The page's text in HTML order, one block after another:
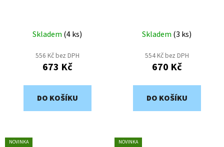
Skladem (4 ks)
556 Kč bez DPH
673 Kč
DO KOŠÍKU
Skladem (3 ks)
554 Kč bez DPH
670 Kč
DO KOŠÍKU
NOVINKA NOVINKA